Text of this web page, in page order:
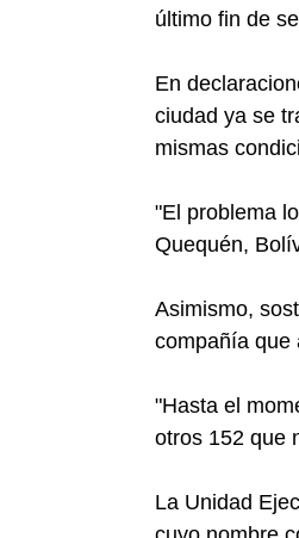
último fin de
En
ciudad ya se
mismas
"El problema
Quequén,
Asimismo,
compañía que
"Hasta el
otros 152 que
La Unidad